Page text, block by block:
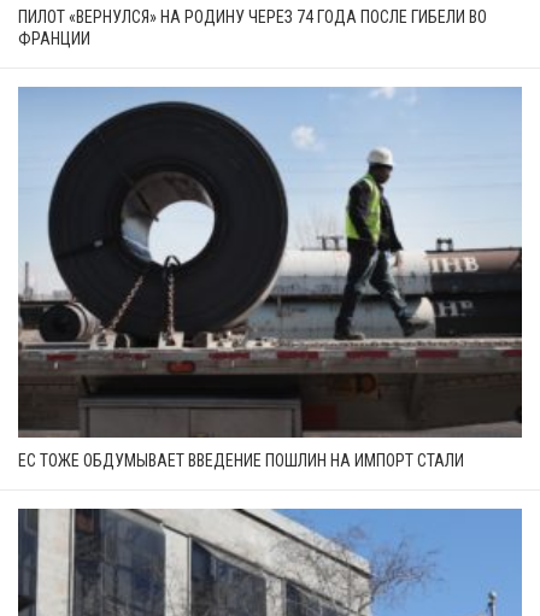
ПИЛОТ «ВЕРНУЛСЯ» НА РОДИНУ ЧЕРЕЗ 74 ГОДА ПОСЛЕ ГИБЕЛИ ВО
ФРАНЦИИ
ЕС ТОЖЕ ОБДУМЫВАЕТ ВВЕДЕНИЕ ПОШЛИН НА ИМПОРТ СТАЛИ